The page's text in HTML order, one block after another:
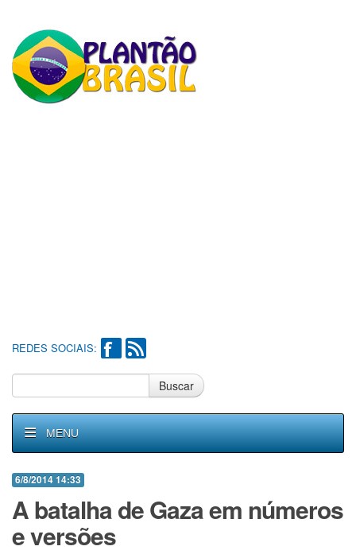
REDES SOCIAIS:
Buscar
MENU
6/8/2014 14:33
A batalha de Gaza em números
e versões